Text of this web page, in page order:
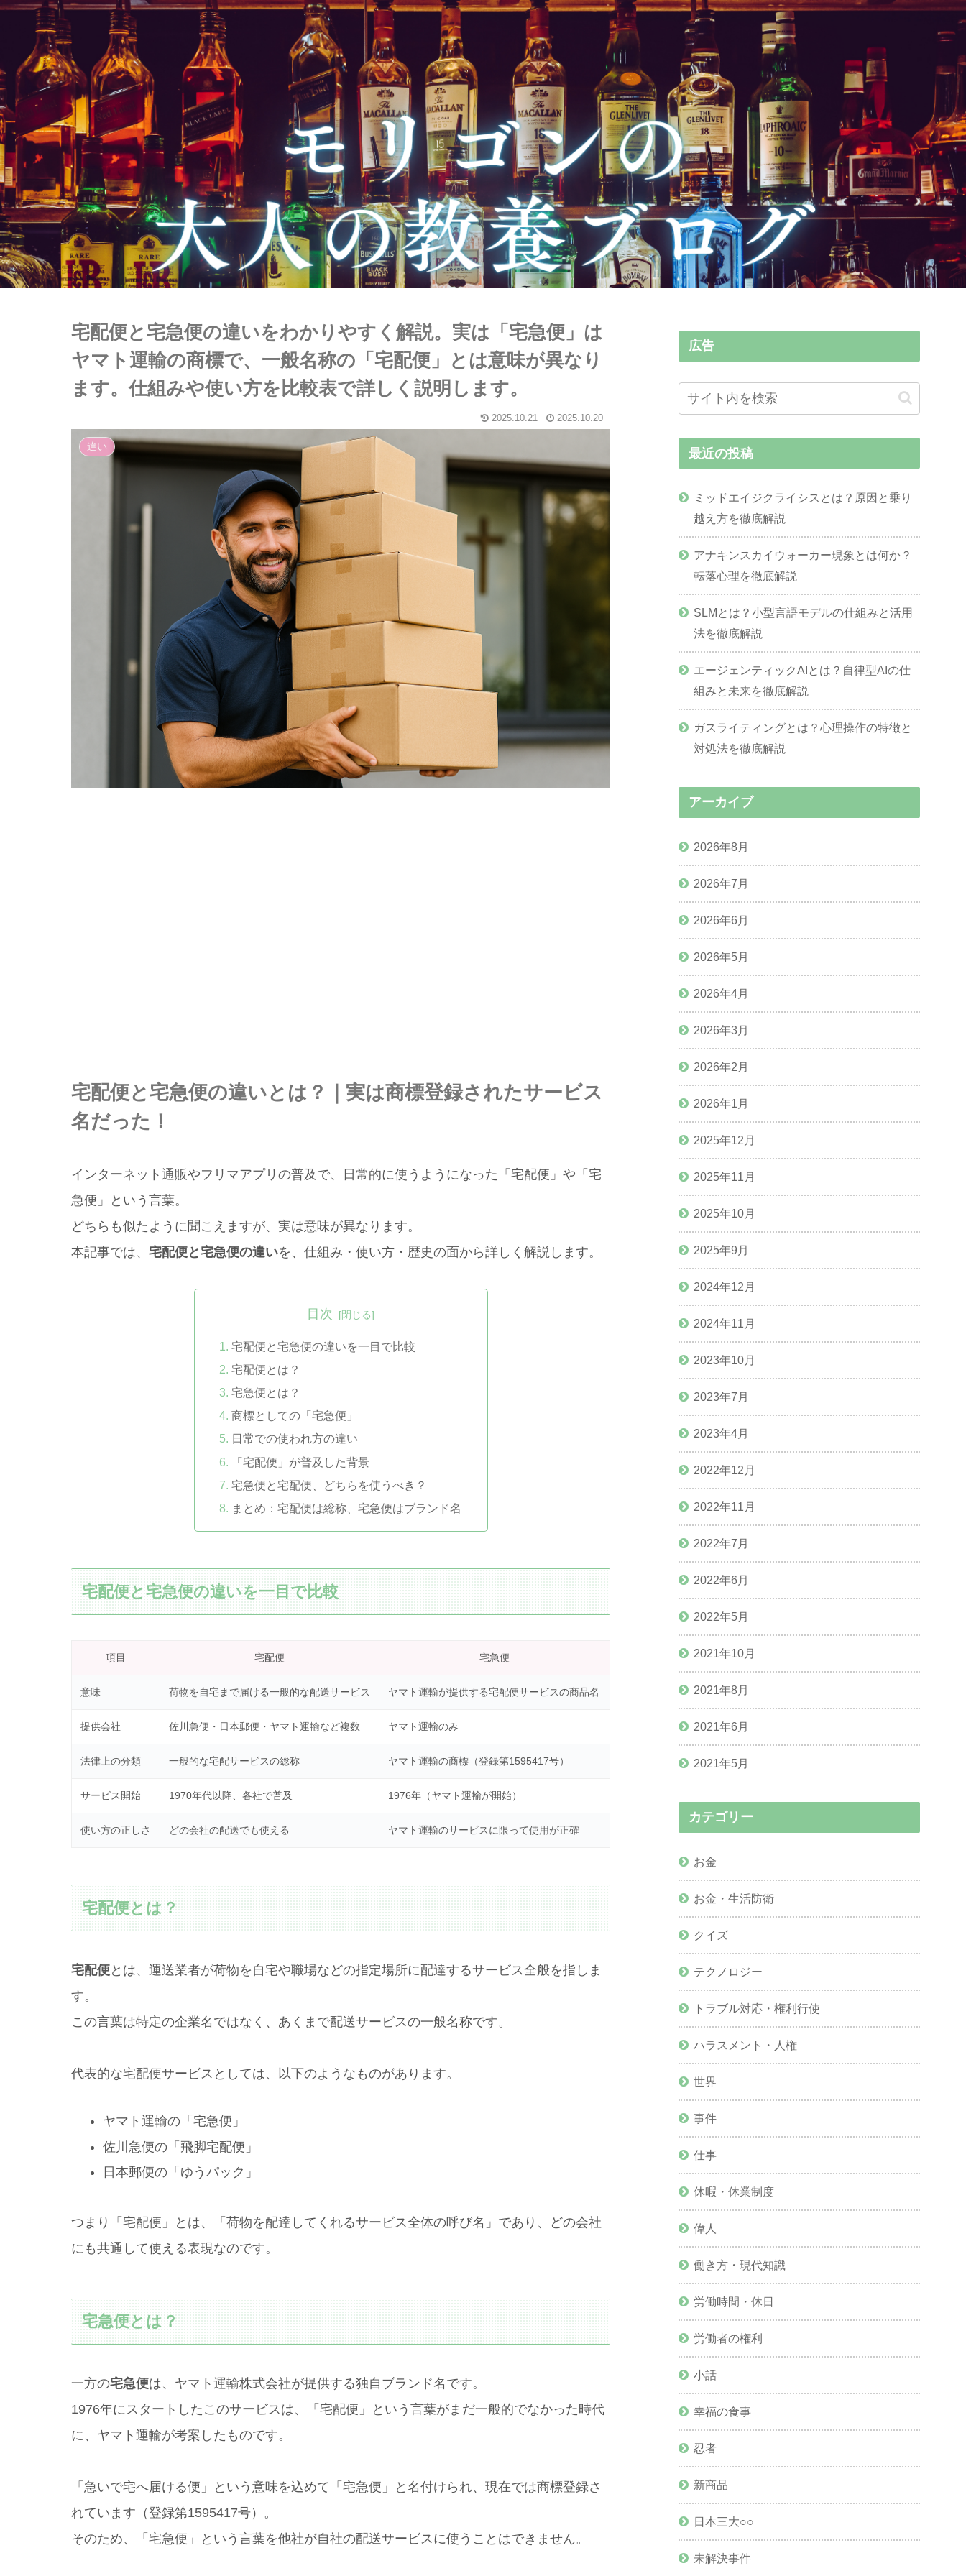
宅配便と宅急便の違いをわかりやすく解説。実は「宅急便」は
ヤマト運輸の商標で、一般名称の「宅配便」とは意味が異なり
ます。仕組みや使い方を比較表で詳しく説明します。
2025.10.21 2025.10.20
違い
宅配便と宅急便の違いとは？｜実は商標登録されたサービス
名だった！
インターネット通販やフリマアプリの普及で、日常的に使うようになった「宅配便」や「宅
急便」という言葉。
どちらも似たように聞こえますが、実は意味が異なります。
本記事では、 宅配便と宅急便の違いを、仕組み・使い方・歴史の面から詳しく解説します。
目次
宅配便と宅急便の違いを一目で比較
宅配便とは？
宅急便とは？
商標としての「宅急便」
日常での使われ方の違い
「宅配便」が普及した背景
宅急便と宅配便、どちらを使うべき？
まとめ：宅配便は総称、宅急便はブランド名
宅配便と宅急便の違いを一目で比較
項目 宅配便 宅急便
意味 荷物を自宅まで届ける一般的な配送サービス ヤマト運輸が提供する宅配便サービスの商品名
提供会社 佐川急便・日本郵便・ヤマト運輸など複数 ヤマト運輸のみ
法律上の分類 一般的な宅配サービスの総称 ヤマト運輸の商標（登録第1595417号）
サービス開始 1970年代以降、各社で普及 1976年（ヤマト運輸が開始）
使い方の正しさ どの会社の配送でも使える ヤマト運輸のサービスに限って使用が正確
宅配便とは？
宅配便とは、運送業者が荷物を自宅や職場などの指定場所に配達するサービス全般を指しま
す。
この言葉は特定の企業名ではなく、あくまで配送サービスの一般名称です。
代表的な宅配便サービスとしては、以下のようなものがあります。
ヤマト運輸の「宅急便」
佐川急便の「飛脚宅配便」
日本郵便の「ゆうパック」
つまり「宅配便」とは、「荷物を配達してくれるサービス全体の呼び名」であり、どの会社
にも共通して使える表現なのです。
宅急便とは？
一方の宅急便は、ヤマト運輸株式会社が提供する独自ブランド名です。
1976年にスタートしたこのサービスは、「宅配便」という言葉がまだ一般的でなかった時代
に、ヤマト運輸が考案したものです。
「急いで宅へ届ける便」という意味を込めて「宅急便」と名付けられ、現在では商標登録さ
れています（登録第1595417号）。
そのため、「宅急便」という言葉を他社が自社の配送サービスに使うことはできません。
広告
最近の投稿
ミッドエイジクライシスとは？原因と乗り
越え方を徹底解説
アナキンスカイウォーカー現象とは何か？
転落心理を徹底解説
SLMとは？小型言語モデルの仕組みと活用
法を徹底解説
エージェンティックAIとは？自律型AIの仕
組みと未来を徹底解説
ガスライティングとは？心理操作の特徴と
対処法を徹底解説
アーカイブ
2026年8月
2026年7月
2026年6月
2026年5月
2026年4月
2026年3月
2026年2月
2026年1月
2025年12月
2025年11月
2025年10月
2025年9月
2024年12月
2024年11月
2023年10月
2023年7月
2023年4月
2022年12月
2022年11月
2022年7月
2022年6月
2022年5月
2021年10月
2021年8月
2021年6月
2021年5月
カテゴリー
お金
お金・生活防衛
クイズ
テクノロジー
トラブル対応・権利行使
ハラスメント・人権
世界
事件
仕事
休暇・休業制度
偉人
働き方・現代知識
労働時間・休日
労働者の権利
小話
幸福の食事
忍者
新商品
日本三大○○
未解決事件